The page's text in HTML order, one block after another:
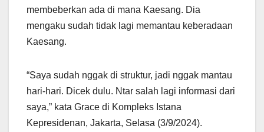
membeberkan ada di mana Kaesang. Dia
mengaku sudah tidak lagi memantau keberadaan
Kaesang.
“Saya sudah nggak di struktur, jadi nggak mantau
hari-hari. Dicek dulu. Ntar salah lagi informasi dari
saya,” kata Grace di Kompleks Istana
Kepresidenan, Jakarta, Selasa (3/9/2024).